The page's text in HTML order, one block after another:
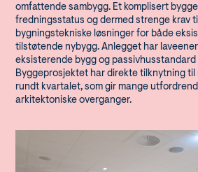
omfattende sambygg. Et komplisert
fredningsstatus og dermed strenge krav
bygningstekniske løsninger for både
tilstøtende nybygg. Anlegget har
eksisterende bygg og passivhusstandard
Byggeprosjektet har direkte tilknytning til
rundt kvartalet, som gir mange
arkitektoniske overganger.